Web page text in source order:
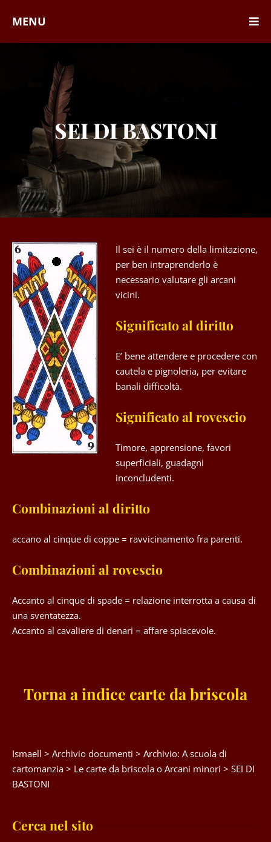
MENU
SEI DI BASTONI
Il sei è il numero della limitazione,
per ben intraprenderlo è
necessario valutare gli arcani
vicini.
Significato al diritto
E’ bene attendere e procedere con
cautela e pignoleria, per evitare
banali difficoltà.
Significato al rovescio
Timore, apprensione, favori
superficiali, guadagni
inconcludenti.
Combinazioni al diritto
accano al cinque di coppe = ravvicinamento fra parenti.
Combinazioni al rovescio
Accanto al cinque di spade = relazione interrotta a causa di
una sventatezza.
Accanto al cavaliere di denari = affare spiacevole.
Torna a indice carte da briscola
Ismaell > Archivio documenti > Archivio: A scuola di
cartomanzia > Le carte da briscola o Arcani minori > SEI DI
BASTONI
Cerca nel sito